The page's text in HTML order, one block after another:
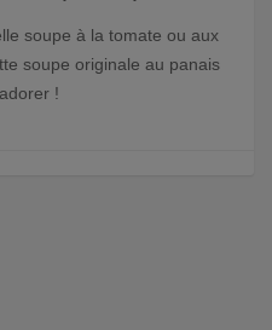
soupe à la tomate ou aux
soupe originale au panais
!